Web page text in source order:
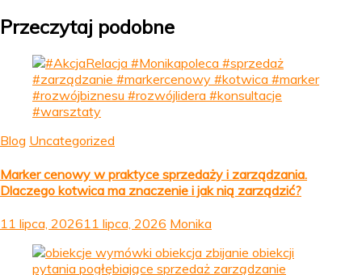
Przeczytaj podobne
Blog Uncategorized
Marker cenowy w praktyce sprzedaży i zarządzania.
Dlaczego kotwica ma znaczenie i jak nią zarządzić?
11 lipca, 202611 lipca, 2026 Monika